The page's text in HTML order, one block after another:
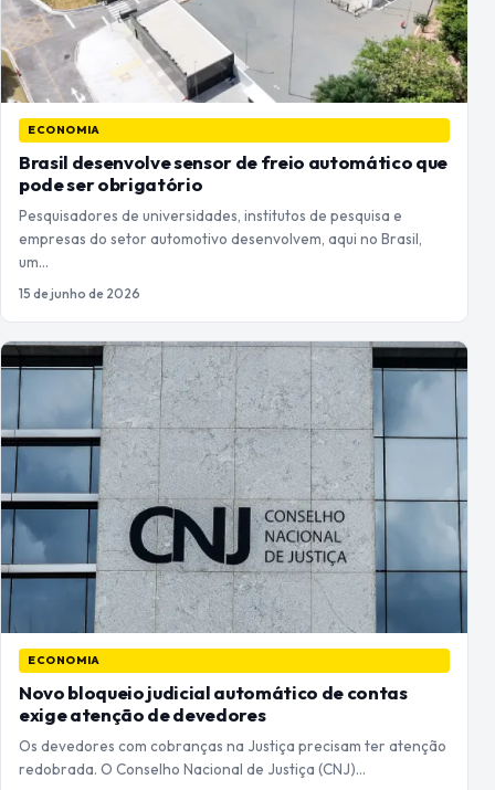
ECONOMIA
Brasil desenvolve sensor de freio automático que
pode ser obrigatório
Pesquisadores de universidades, institutos de pesquisa e
empresas do setor automotivo desenvolvem, aqui no Brasil,
um…
15 de junho de 2026
ECONOMIA
Novo bloqueio judicial automático de contas
exige atenção de devedores
Os devedores com cobranças na Justiça precisam ter atenção
redobrada. O Conselho Nacional de Justiça (CNJ)…